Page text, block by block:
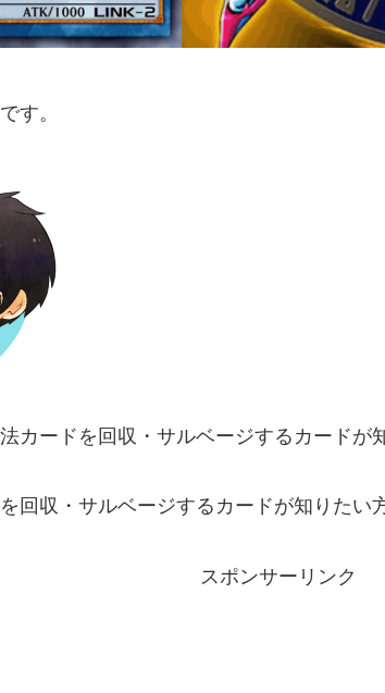
す。
カードを回収・サルベージするカードが
回収・サルベージするカードが知りたい
スポンサーリンク